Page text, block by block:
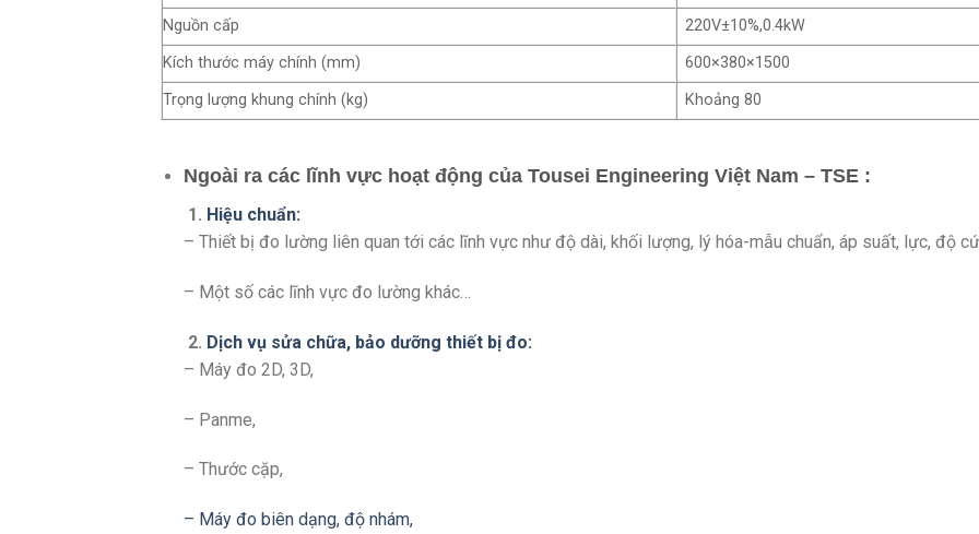
Nguồn cấp
220V±10%,0.4kW
Kích thước máy chính (mm)
600×380×1500
Trọng lượng khung chính (kg)
Khoảng 80
Ngoài ra các lĩnh vực hoạt động của Tousei Engineering Việt Nam – TSE :
1. Hiệu chuẩn:
– Thiết bị đo lường liên quan tới các lĩnh vực như độ dài, khối lượng, lý hóa-mẫu chuẩn, áp suất, lực, độ
– Một số các lĩnh vực đo lường khác…
2. Dịch vụ sửa chữa, bảo dưỡng thiết bị đo:
– Máy đo 2D, 3D,
– Panme,
– Thước cặp,
– Máy đo biên dạng, độ nhám,